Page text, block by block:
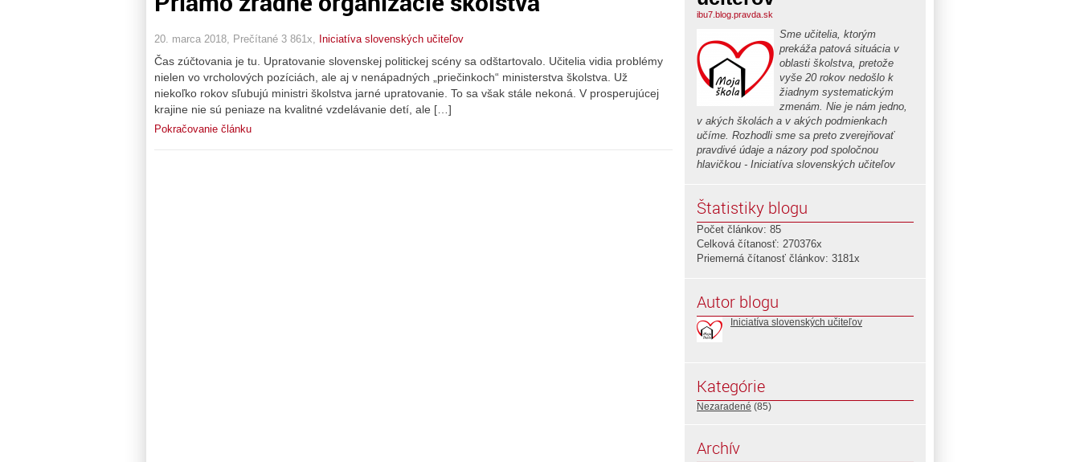
20. marca 2018, Prečítané 3 861x, Iniciatíva slovenských učiteľov
Čas zúčtovania je tu. Upratovanie slovenskej politickej scény sa odštartovalo. Učitelia vidia problémy
nielen vo vrcholových pozíciách, ale aj v nenápadných „priečinkoch“ ministerstva školstva. Už
niekoľko rokov sľubujú ministri školstva jarné upratovanie. To sa však stále nekoná. V prosperujúcej
krajine nie sú peniaze na kvalitné vzdelávanie detí, ale […]
Pokračovanie článku
ibu7.blog.pravda.sk
Sme učitelia, ktorým
prekáža patová situácia v
oblasti školstva, pretože
vyše 20 rokov nedošlo k
žiadnym systematickým
zmenám. Nie je nám jedno,
v akých školách a v akých podmienkach
učíme. Rozhodli sme sa preto zverejňovať
pravdivé údaje a názory pod spoločnou
hlavičkou - Iniciatíva slovenských učiteľov
Štatistiky blogu
Počet článkov: 85
Celková čítanosť: 270376x
Priemerná čítanosť článkov: 3181x
Autor blogu
Iniciatíva slovenských učiteľov
Kategórie
Nezaradené (85)
Archív